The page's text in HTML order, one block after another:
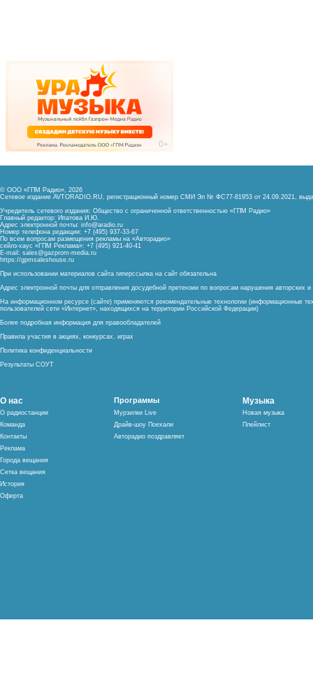
© ООО «ГПМ Радио», 2026
Сетевое издание AVTORADIO.RU, регистрационный номер СМИ Эл № ФС77-81953 от 24.09.2021,
Учредитель сетевого издания: Общество с ограниченной ответственностью «ГПМ Радио»
Главный редактор: Ипатова И.Ю.
Адрес электронной почты: info@aradio.ru
Номер телефона редакции: +7 (495) 937-33-67
По всем вопросам размещения рекламы на «Авторадио»
сейлз-хаус «ГПМ Реклама»: +7 (495) 921-40-41
E-mail: sales@gazprom-media.ru
https://gpmsaleshouse.ru
При использовании материалов сайта гиперссылка на сайт обязательна
Адрес электронной почты для отправления досудебной претензии по вопросам нарушения авторских
На информационном ресурсе (сайте) применяются рекомендательные технологии (информационные
пользователей сети «Интернет», находящихся на территории Российской Федерации)
Более подробная информация для правообладателей
Правила участия в акциях, конкурсах, играх
Политика конфиденциальности
Результаты СОУТ
О нас
О радиостанции
Команда
Контакты
Реклама
Города вещания
Сетка вещания
История
Оферта
Программы
Мурзилки Live
Драйв-шоу Поехали
Авторадио поздравляет
Музыка
Новая музыка
Плейлист